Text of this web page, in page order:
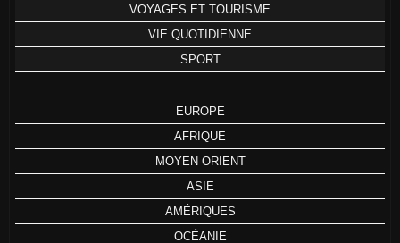
VOYAGES ET TOURISME
VIE QUOTIDIENNE
SPORT
EUROPE
AFRIQUE
MOYEN ORIENT
ASIE
AMÉRIQUES
OCÉANIE